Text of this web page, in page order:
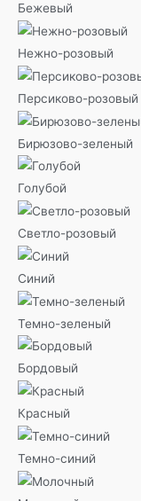
Бежевый
Нежно-розовый
Персиково-розовый
Бирюзово-зеленый
Голубой
Светло-розовый
Синий
Темно-зеленый
Бордовый
Красный
Темно-синий